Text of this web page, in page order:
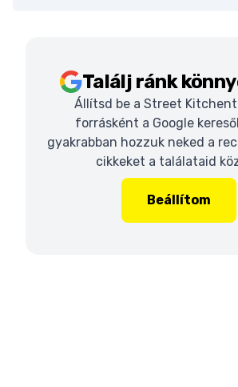
Találj ránk
Állítsd be a Street
forrásként a Google
gyakrabban hozzuk neked a
cikkeket a találataid
Beállítom